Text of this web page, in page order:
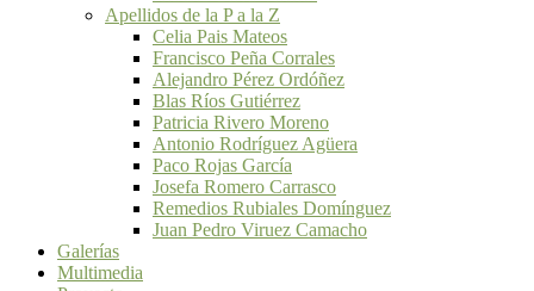
Apellidos de la P a la Z
Celia Pais Mateos
Francisco Peña Corrales
Alejandro Pérez Ordóñez
Blas Ríos Gutiérrez
Patricia Rivero Moreno
Antonio Rodríguez Agüera
Paco Rojas García
Josefa Romero Carrasco
Remedios Rubiales Domínguez
Juan Pedro Viruez Camacho
Galerías
Multimedia